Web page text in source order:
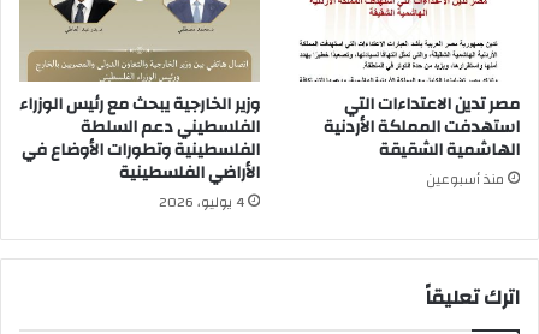
مصر تدين الاعتداءات التي
استهدفت المملكة الأردنية
الهاشمية الشقيقة
منذ أسبوعين
وزير الخارجية يبحث مع رئيس الوزراء
الفلسطيني دعم السلطة
الفلسطينية وتطورات الأوضاع في
الأراضي الفلسطينية
4 يوليو، 2026
اترك تعليقاً